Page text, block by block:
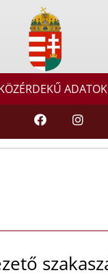
ADATOK